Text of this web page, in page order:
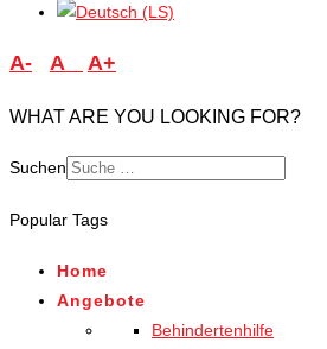
A- A A+
WHAT ARE YOU LOOKING FOR?
Suchen
Popular Tags
Home
Angebote
Behindertenhilfe